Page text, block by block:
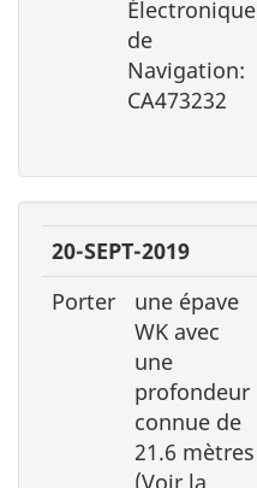
Électronique
de
Navigation:
CA473232
20-SEPT-2019
Porter
une épave
WK avec
une
profondeur
connue de
21.6 mètres
(Voir la